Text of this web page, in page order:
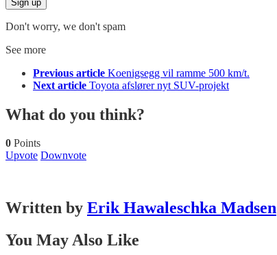
Don't worry, we don't spam
See more
Previous article Koenigsegg vil ramme 500 km/t.
Next article Toyota afslører nyt SUV-projekt
What do you think?
0 Points
Upvote Downvote
Written by Erik Hawaleschka Madsen
You May Also Like